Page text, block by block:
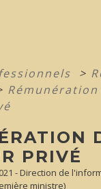
>
PRIVÉ
- Direction de
ministre)